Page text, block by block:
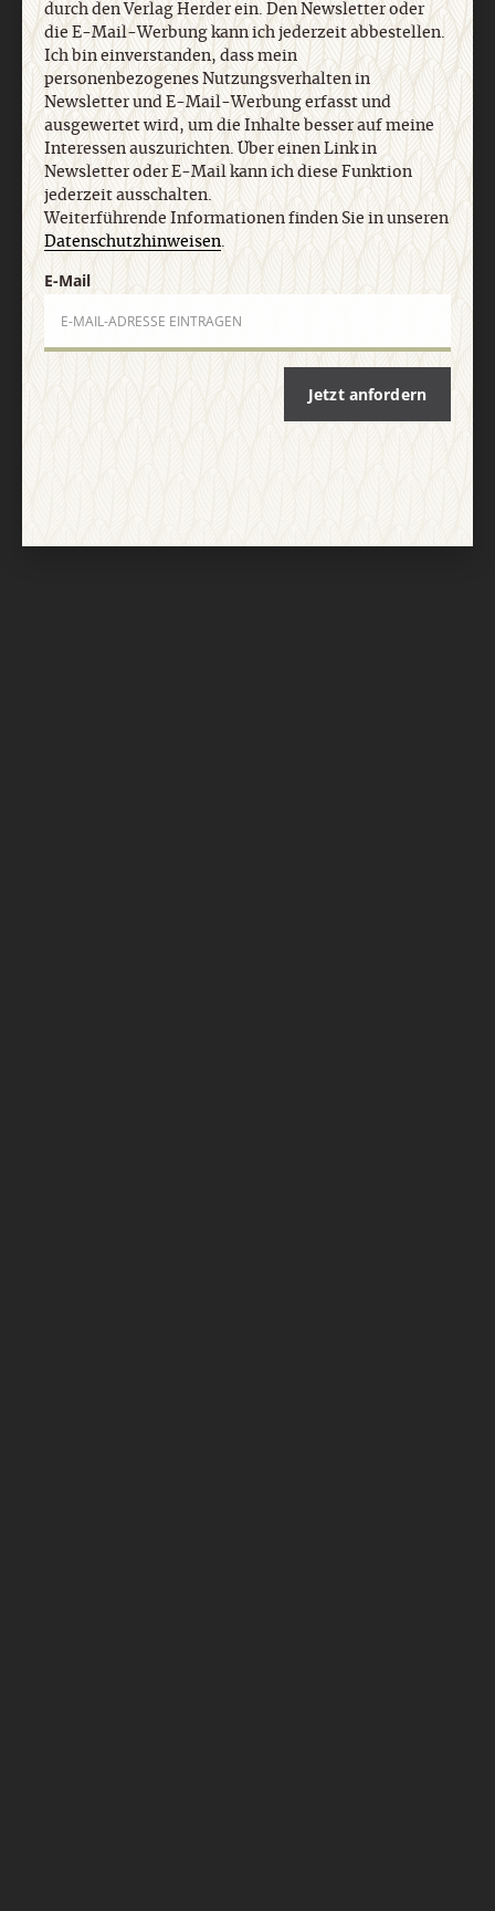
durch den Verlag Herder ein. Den Newsletter oder
die E-Mail-Werbung kann ich jederzeit abbestellen.
Ich bin einverstanden, dass mein
personenbezogenes Nutzungsverhalten in
Newsletter und E-Mail-Werbung erfasst und
ausgewertet wird, um die Inhalte besser auf meine
Interessen auszurichten. Über einen Link in
Newsletter oder E-Mail kann ich diese Funktion
jederzeit ausschalten.
Weiterführende Informationen finden Sie in unseren
Datenschutzhinweisen.
E-Mail
Jetzt anfordern